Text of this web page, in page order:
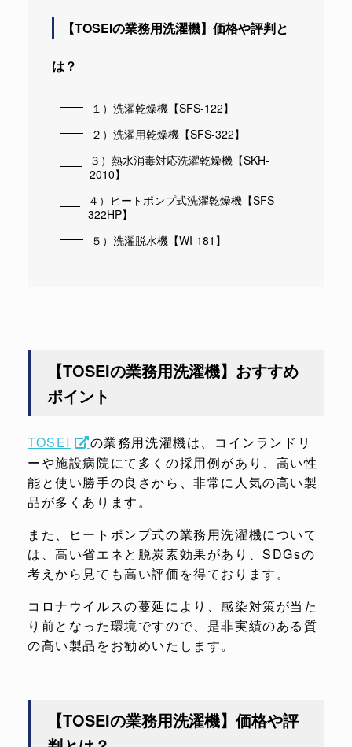
【TOSEIの業務用洗濯機】価格や評判と
は？
１）洗濯乾燥機【SFS-122】
２）洗濯用乾燥機【SFS-322】
３）熱水消毒対応洗濯乾燥機【SKH-
2010】
４）ヒートポンプ式洗濯乾燥機【SFS-
322HP】
５）洗濯脱水機【WI-181】
【TOSEIの業務用洗濯機】おすすめ
ポイント
TOSEI
の業務用洗濯機は、コインランドリ
ーや施設病院にて多くの採用例があり、高い性
能と使い勝手の良さから、非常に人気の高い製
品が多くあります。
また、ヒートポンプ式の業務用洗濯機について
は、高い省エネと脱炭素効果があり、SDGsの
考えから見ても高い評価を得ております。
コロナウイルスの蔓延により、感染対策が当た
り前となった環境ですので、是非実績のある質
の高い製品をお勧めいたします。
【TOSEIの業務用洗濯機】価格や評